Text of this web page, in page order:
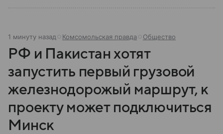
1 минуту назад Комсомольская правда Общество
РФ и Пакистан хотят
запустить первый грузовой
железнодорожый маршрут, к
проекту может подключиться
Минск